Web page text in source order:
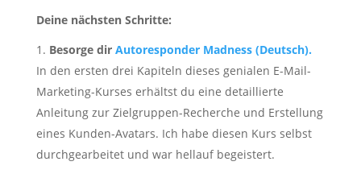
Deine nächsten Schritte:
Besorge dir Autoresponder Madness (Deutsch).
In den ersten drei Kapiteln dieses genialen E-Mail-
Marketing-Kurses erhältst du eine detaillierte
Anleitung zur Zielgruppen-Recherche und Erstellung
eines Kunden-Avatars. Ich habe diesen Kurs selbst
durchgearbeitet und war hellauf begeistert.